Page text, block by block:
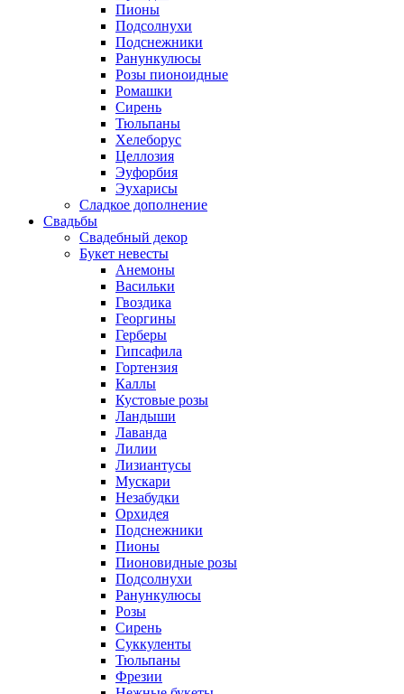
Пионы
Подсолнухи
Подснежники
Ранункулюсы
Розы пионоидные
Ромашки
Сирень
Тюльпаны
Хелеборус
Целлозия
Эуфорбия
Эухарисы
Сладкое дополнение
Свадьбы
Свадебный декор
Букет невесты
Анемоны
Васильки
Гвоздика
Георгины
Герберы
Гипсафила
Гортензия
Каллы
Кустовые розы
Ландыши
Лаванда
Лилии
Лизиантусы
Мускари
Незабудки
Орхидея
Подснежники
Пионы
Пионовидные розы
Подсолнухи
Ранункулюсы
Розы
Сирень
Суккуленты
Тюльпаны
Фрезии